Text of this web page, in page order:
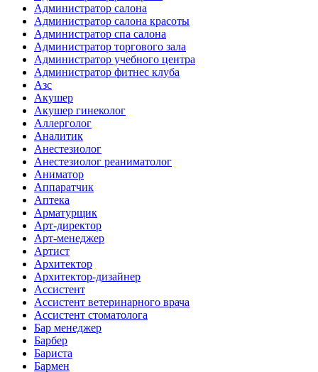
Администратор салона
Администратор салона красоты
Администратор спа салона
Администратор торгового зала
Администратор учебного центра
Администратор фитнес клуба
Азс
Акушер
Акушер гинеколог
Аллерголог
Аналитик
Анестезиолог
Анестезиолог реаниматолог
Аниматор
Аппаратчик
Аптека
Арматурщик
Арт-директор
Арт-менеджер
Артист
Архитектор
Архитектор-дизайнер
Ассистент
Ассистент ветеринарного врача
Ассистент стоматолога
Бар менеджер
Барбер
Бариста
Бармен